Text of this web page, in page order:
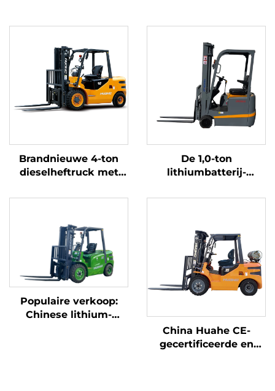
Brandnieuwe 4-ton
dieselheftruck met
Japanse ISUZU-motor
De 1,0-ton
lithiumbatterij-
met lithiumbatterij,
Populaire verkoop:
Chinese lithium-
China Huahe CE-
gecertificeerde en